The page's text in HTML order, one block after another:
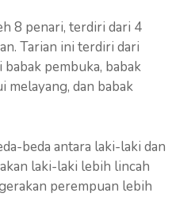
8 penari, terdiri dari 4
Tarian ini terdiri dari
pembuka, babak
melayang, dan babak
beda antara laki-laki dan
laki-laki lebih lincah
perempuan lebih